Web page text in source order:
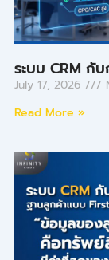
ระบบ CRM กั
July 17, 2026
Read More »